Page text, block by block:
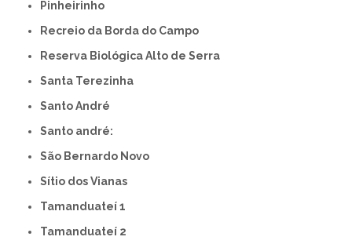
Pinheirinho
Recreio da Borda do Campo
Reserva Biológica Alto de Serra
Santa Terezinha
Santo André
Santo andré:
São Bernardo Novo
Sítio dos Vianas
Tamanduateí 1
Tamanduateí 2